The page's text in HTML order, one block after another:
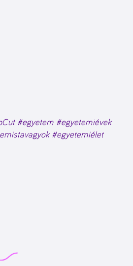
#egyetem #egyetemiévek
#egyetemiélet